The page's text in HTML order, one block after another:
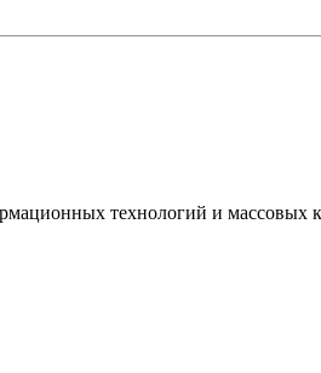
технологий и массовых